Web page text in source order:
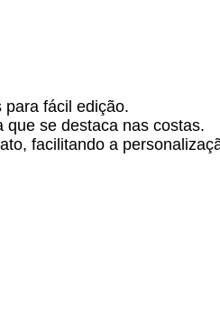
fácil edição.
que se destaca nas costas.
facilitando a